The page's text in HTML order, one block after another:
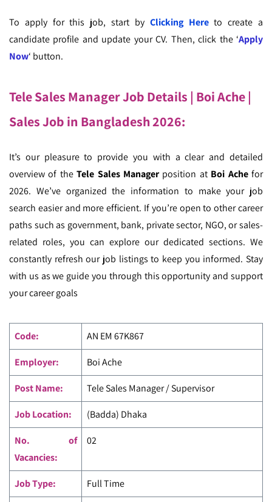
To apply for this job, start by Clicking Hereto create a
candidate profile and update your CV. Then, click the ‘Apply
Now‘ button.
Tele Sales Manager Job Details | Boi Ache |
Sales Job in Bangladesh 2026:
It’s our pleasure to provide you with a clear and detailed
overview of theTele Sales Managerposition at Boi Achefor
2026. We’ve organized the information to make your job
search easier and more efficient. If you’re open to other career
paths such as government, bank, private sector, NGO, or sales-
related roles, you can explore our dedicated sections. We
constantly refresh our job listings to keep you informed. Stay
with us as we guide you through this opportunity and support
your career goals
Code: AN EM 67K867
Employer: Boi Ache
Post Name: Tele Sales Manager / Supervisor
Job Location: (Badda) Dhaka
No. of
Vacancies:
02
Job Type: Full Time